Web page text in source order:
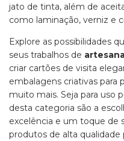
jato de tinta, além de
como laminação, verniz e
Explore as possibilidades
seus trabalhos de
criar cartões de visita
embalagens criativas para
muito mais. Seja para uso
desta categoria são a
excelência e um toque de
produtos de alta qualidade